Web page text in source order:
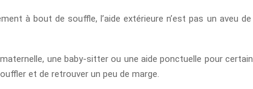
à bout de souffle, l’aide extérieure n’est pas un aveu
une baby-sitter ou une aide ponctuelle pour
et de retrouver un peu de marge.